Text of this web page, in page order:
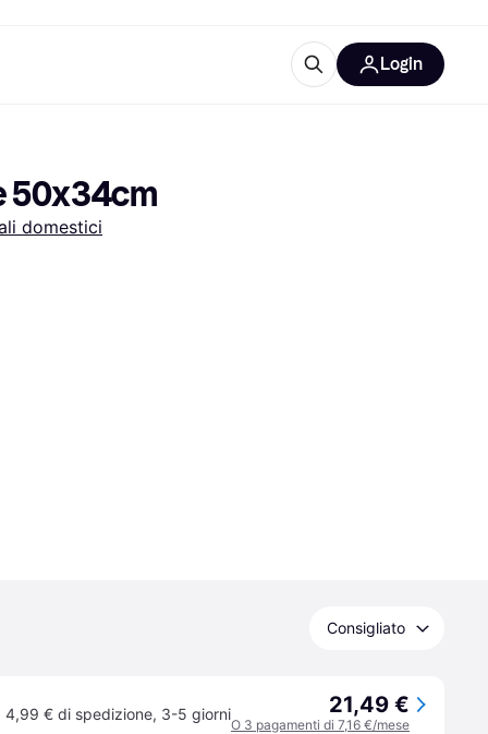
Login
50x34cm
domestici
Consigliato
4,99 € di spedizione, 3-5 giorni 21,49 €
O 3 pagamenti di 7,16 €/mese